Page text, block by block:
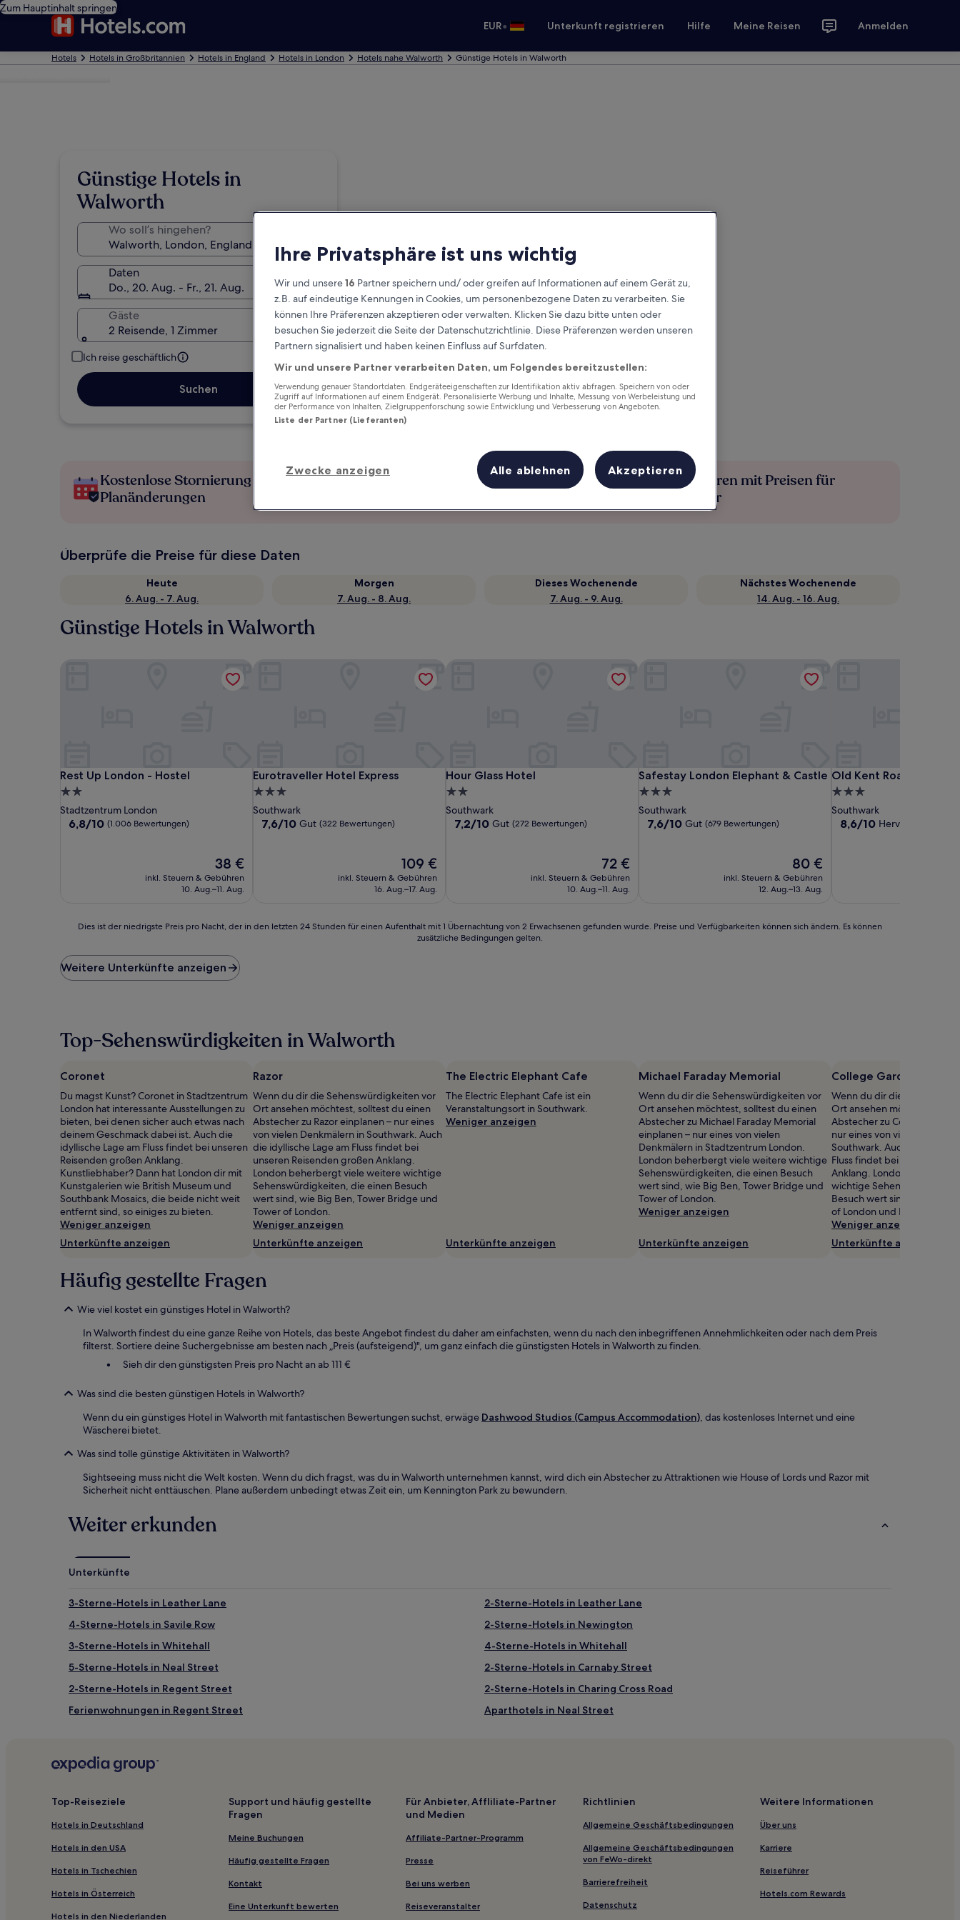
Zum Hauptinhalt springen
EUR• Unterkunft registrieren Hilfe Meine Reisen Anmelden
Hotels Hotels in Großbritannien Hotels in England Hotels in London Hotels nahe Walworth Günstige Hotels in Walworth
Günstige Hotels in
Walworth
Wo soll’s hingehen?
Daten
Do., 20. Aug. - Fr., 21. Aug.
Gäste
2 Reisende, 1 Zimmer
Ich reise geschäftlich
Suchen
Kostenlose Stornierung bei
Planänderungen
Verdiene Prämien für jede
Mehr sparen mit Preisen für
Mitglieder
Überprüfe die Preise für diese Daten
Heute
6. Aug. - 7. Aug.
Morgen
7. Aug. - 8. Aug.
Dieses Wochenende
7. Aug. - 9. Aug.
Nächstes Wochenende
14. Aug. - 16. Aug.
Günstige Hotels in Walworth
Rest Up London - Hostel
Rest Up London - Hostel
2.0-
Sterne-
Unterkunft
Stadtzentrum London
6.8
6,8/10 (1.006 Bewertungen)
Der
Preis
beträgt
38 €
inkl. Steuern & Gebühren
10. Aug.–11. Aug.
Eurotraveller Hotel Express
Eurotraveller Hotel Express
3.0-
Sterne-
Unterkunft
Southwark
7.6
7,6/10 Gut (322 Bewertungen)
Der
Preis
beträgt
109 €
inkl. Steuern & Gebühren
16. Aug.–17. Aug.
Hour Glass Hotel
Hour Glass Hotel
2.0-
Sterne-
Unterkunft
Southwark
7.2
7,2/10 Gut (272 Bewertungen)
Der
Preis
beträgt
72 €
inkl. Steuern & Gebühren
10. Aug.–11. Aug.
Safestay London Elephant & Castle
Safestay London Elephant & Castle
3.0-
Sterne-
Unterkunft
Southwark
7.6
7,6/10 Gut (679 Bewertungen)
Der
Preis
beträgt
80 €
inkl. Steuern & Gebühren
12. Aug.–13. Aug.
Safestay London Elephant & Castle
Old Kent Road
3.0-
Sterne-
Unterkunft
Southwark
8.6
8,6/10 Hervorragend
der
niedrigste
Preis
den
letzten
für
einen
Aufenthalt
mit
1 Übernachtung
von
2 Erwachsenen
gefunden
wurde.
Preise
und
Verfügbarkeiten
sich
Es
können
Bedingungen
Dies ist der niedrigste Preis pro Nacht, der in den letzten 24 Stunden für einen Aufenthalt mit 1 Übernachtung von 2 Erwachsenen gefunden wurde. Preise und Verfügbarkeiten können sich ändern. Es können
zusätzliche Bedingungen gelten.
Weitere Unterkünfte anzeigen
Top-Sehenswürdigkeiten in Walworth
Coronet
Du magst Kunst? Coronet in Stadtzentrum
London hat interessante Ausstellungen zu
bieten, bei denen sicher auch etwas nach
deinem Geschmack dabei ist. Auch die
idyllische Lage am Fluss findet bei unseren
Reisenden großen Anklang.
Kunstliebhaber? Dann hat London dir mit
Kunstgalerien wie British Museum und
Southbank Mosaics, die beide nicht weit
entfernt sind, so einiges zu bieten.
Weniger anzeigen
Unterkünfte anzeigen
Razor
Wenn du dir die Sehenswürdigkeiten vor
Ort ansehen möchtest, solltest du einen
Abstecher zu Razor einplanen – nur eines
von vielen Denkmälern in Southwark. Auch
die idyllische Lage am Fluss findet bei
unseren Reisenden großen Anklang.
London beherbergt viele weitere wichtige
Sehenswürdigkeiten, die einen Besuch
wert sind, wie Big Ben, Tower Bridge und
Tower of London.
Weniger anzeigen
Unterkünfte anzeigen
The Electric Elephant Cafe
The Electric Elephant Cafe ist ein
Veranstaltungsort in Southwark.
Weniger anzeigen
Unterkünfte anzeigen
Michael Faraday Memorial
Wenn du dir die Sehenswürdigkeiten vor
Ort ansehen möchtest, solltest du einen
Abstecher zu Michael Faraday Memorial
einplanen – nur eines von vielen
Denkmälern in Stadtzentrum London.
London beherbergt viele weitere wichtige
Sehenswürdigkeiten, die einen Besuch
wert sind, wie Big Ben, Tower Bridge und
Tower of London.
Weniger anzeigen
Unterkünfte anzeigen
College Garden
Wenn du dir die
Ort ansehen möchtest,
Abstecher zu College
nur eines von vielen
Southwark. Auch die
Fluss findet bei unseren
Anklang. London
wichtige
Besuch wert sind, wie
of London und Big Ben.
Weniger anzeigen
Unterkünfte anzeigen
Häufig gestellte Fragen
Wie viel kostet ein günstiges Hotel in Walworth?
In Walworth findest du eine ganze Reihe von Hotels, das beste Angebot findest du daher am einfachsten, wenn du nach den inbegriffenen Annehmlichkeiten oder nach dem Preis
filterst. Sortiere deine Suchergebnisse am besten nach „Preis (aufsteigend)", um ganz einfach die günstigsten Hotels in Walworth zu finden.
Sieh dir den günstigsten Preis pro Nacht an ab 111 €
Was sind die besten günstigen Hotels in Walworth?
Wenn du ein günstiges Hotel in Walworth mit fantastischen Bewertungen suchst, erwäge Dashwood Studios (Campus Accommodation), das kostenloses Internet und eine
Wäscherei bietet.
Was sind tolle günstige Aktivitäten in Walworth?
Sightseeing muss nicht die Welt kosten. Wenn du dich fragst, was du in Walworth unternehmen kannst, wird dich ein Abstecher zu Attraktionen wie House of Lords und Razor mit
Sicherheit nicht enttäuschen. Plane außerdem unbedingt etwas Zeit ein, um Kennington Park zu bewundern.
Weiter erkunden
Unterkünfte
3-Sterne-Hotels in Leather Lane
2-Sterne-Hotels in Leather Lane
4-Sterne-Hotels in Savile Row
2-Sterne-Hotels in Newington
3-Sterne-Hotels in Whitehall
4-Sterne-Hotels in Whitehall
5-Sterne-Hotels in Neal Street
2-Sterne-Hotels in Carnaby Street
2-Sterne-Hotels in Regent Street
2-Sterne-Hotels in Charing Cross Road
Ferienwohnungen in Regent Street
Aparthotels in Neal Street
Ferienwohnungen in South Lambeth
B&B in England
Lgbtqia-Freundliche nahe Regent Street
Hotels mit Küchenzeile in England
Hotels mit inbegriffenem Frühstück in England
Hotels mit Pool in England
Hotels mit Parkplatz in England
Top-Reiseziele
Hotels in Deutschland
Hotels in den USA
Hotels in Tschechien
Hotels in Österreich
Hotels in den Niederlanden
Support und häufig gestellte
Fragen
Meine Buchungen
Häufig gestellte Fragen
Kontakt
Eine Unterkunft bewerten
Für Anbieter, Affliliate-Partner
und Medien
Affiliate-Partner-Programm
Presse
Bei uns werben
Reiseveranstalter
Richtlinien
Allgemeine Geschäftsbedingungen
Allgemeine Geschäftsbedingungen
von FeWo-direkt
Barrierefreiheit
Datenschutz
Weitere Informationen
Über uns
Karriere
Reiseführer
Hotels.com Rewards
Ihre Privatsphäre ist uns wichtig
Wir und unsere16 Partner speichern und/ oder greifen auf Informationen auf einem Gerät zu,
z.B. auf eindeutige Kennungen in Cookies, um personenbezogene Daten zu verarbeiten. Sie
können Ihre Präferenzen akzeptieren oder verwalten. Klicken Sie dazu bitte unten oder
besuchen Sie jederzeit die Seite der Datenschutzrichtlinie. Diese Präferenzen werden unseren
Partnern signalisiert und haben keinen Einfluss auf Surfdaten.
Wir und unsere Partner verarbeiten Daten, um Folgendes bereitzustellen:
Verwendung genauer Standortdaten. Endgeräteeigenschaften zur Identifikation aktiv abfragen. Speichern von oder
Zugriff auf Informationen auf einem Endgerät. Personalisierte Werbung und Inhalte, Messung von Werbeleistung und
der Performance von Inhalten, Zielgruppenforschung sowie Entwicklung und Verbesserung von Angeboten.
Liste der Partner (Lieferanten)
Zwecke anzeigen Alle ablehnen Akzeptieren